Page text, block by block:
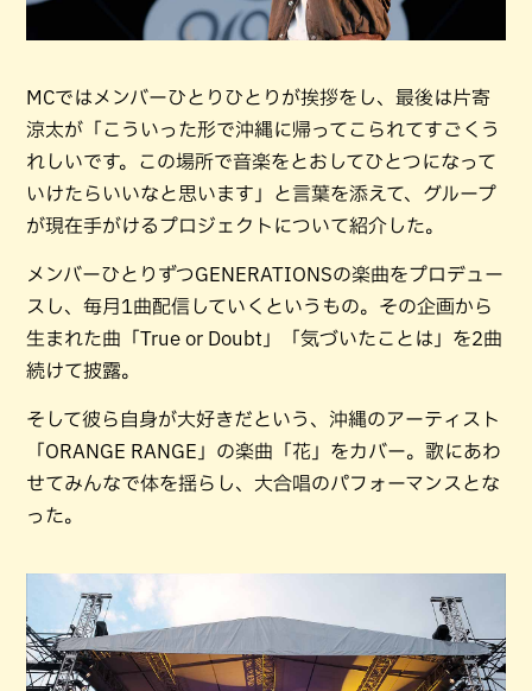
MCではメンバーひとりひとりが挨拶をし、最後は片寄
涼太が「こういった形で沖縄に帰ってこられてすごくう
れしいです。この場所で音楽をとおしてひとつになって
いけたらいいなと思います」と言葉を添えて、グループ
が現在手がけるプロジェクトについて紹介した。
メンバーひとりずつGENERATIONSの楽曲をプロデュー
スし、毎月1曲配信していくというもの。その企画から
生まれた曲「True or Doubt」「気づいたことは」を2曲
続けて披露。
そして彼ら自身が大好きだという、沖縄のアーティスト
「ORANGE RANGE」の楽曲「花」をカバー。歌にあわ
せてみんなで体を揺らし、大合唱のパフォーマンスとな
った。